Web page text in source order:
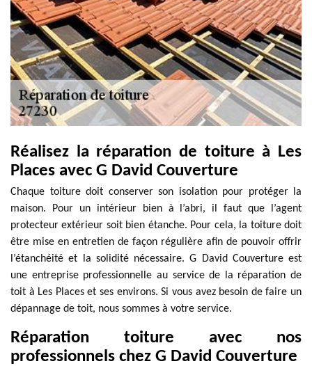
Réalisez la réparation de toiture à Les
Places avec G David Couverture
Chaque toiture doit conserver son isolation pour protéger la
maison. Pour un intérieur bien à l’abri, il faut que l’agent
protecteur extérieur soit bien étanche. Pour cela, la toiture doit
être mise en entretien de façon régulière afin de pouvoir offrir
l’étanchéité et la solidité nécessaire. G David Couverture est
une entreprise professionnelle au service de la réparation de
toit à Les Places et ses environs. Si vous avez besoin de faire un
dépannage de toit, nous sommes à votre service.
Réparation toiture avec nos
professionnels chez G David Couverture